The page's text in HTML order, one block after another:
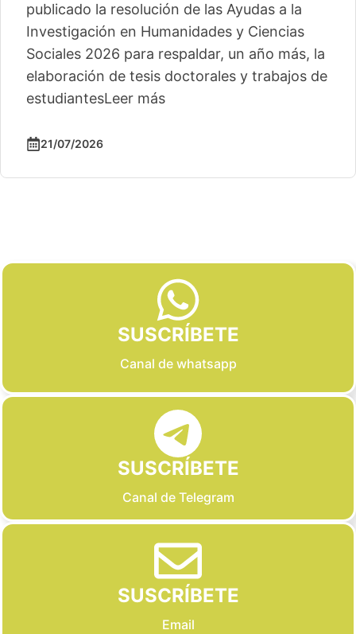
publicado la resolución de las Ayudas a la
Investigación en Humanidades y Ciencias
Sociales 2026 para respaldar, un año más, la
elaboración de tesis doctorales y trabajos de
estudiantesLeer más
21/07/2026
SUSCRÍBETE
Canal de whatsapp
SUSCRÍBETE
Canal de Telegram
SUSCRÍBETE
Email